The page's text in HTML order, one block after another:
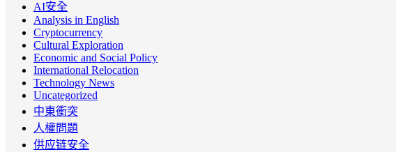
AI安全
Analysis in English
Cryptocurrency
Cultural Exploration
Economic and Social Policy
International Relocation
Technology News
Uncategorized
中東衝突
人權問題
供应链安全